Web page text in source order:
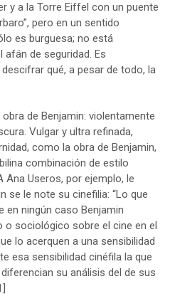
y a la Torre Eiffel con un puente
pero en un sentido
es burguesa; no está
de seguridad. Es
qué, a pesar de todo, la
de Benjamin: violentamente
Vulgar y ultra refinada,
como la obra de Benjamin,
combinación de estilo
Ana Useros, por ejemplo, le
se le note su cinefilia: “Lo que
en ningún caso Benjamin
sociológico sobre el cine en el
lo acerquen a una sensibilidad
esa sensibilidad cinéfila la que
su análisis del de sus